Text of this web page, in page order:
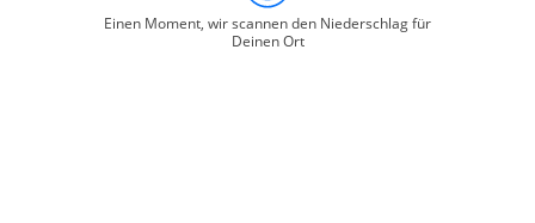
Einen Moment, wir scannen den Niederschlag für
Deinen Ort